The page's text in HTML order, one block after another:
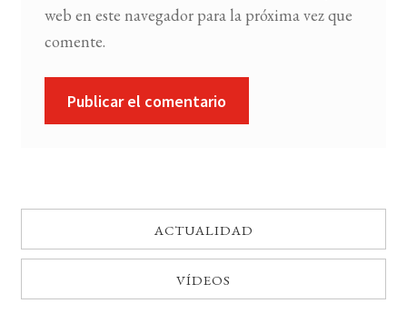
web en este navegador para la próxima vez que
comente.
ACTUALIDAD
VÍDEOS